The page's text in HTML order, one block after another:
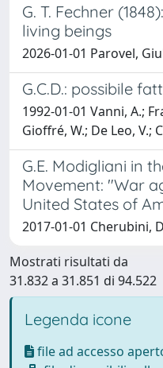
G. T. Fechner
living beings
2026-01-01 Parovel,
G.C.D.: possibile
1992-01-01 Vanni, A.;
Gioffré, W.; De Leo, V.;
G.E. Modigliani in
Movement: "War
United States of
2017-01-01 Cherubini,
Mostrati risultati da
31.832 a 31.851 di 94.522
Legenda icone
file ad accesso